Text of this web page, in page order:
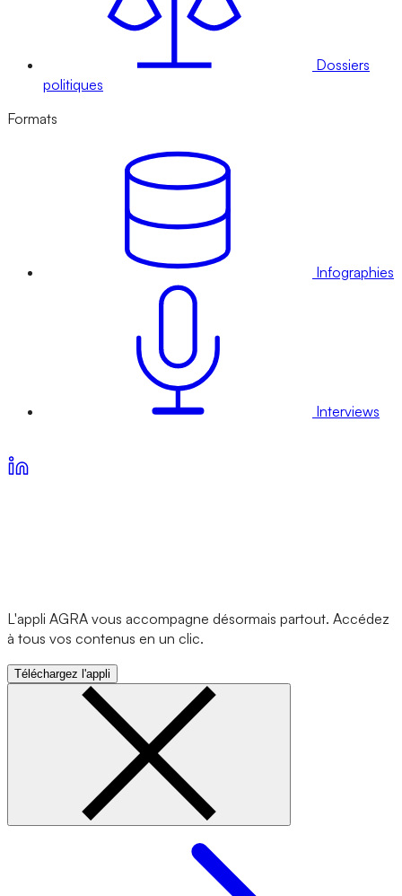
Dossiers
politiques
Formats
Infographies
Interviews
L'appli AGRA vous accompagne désormais partout. Accédez
à tous vos contenus en un clic.
Téléchargez l'appli